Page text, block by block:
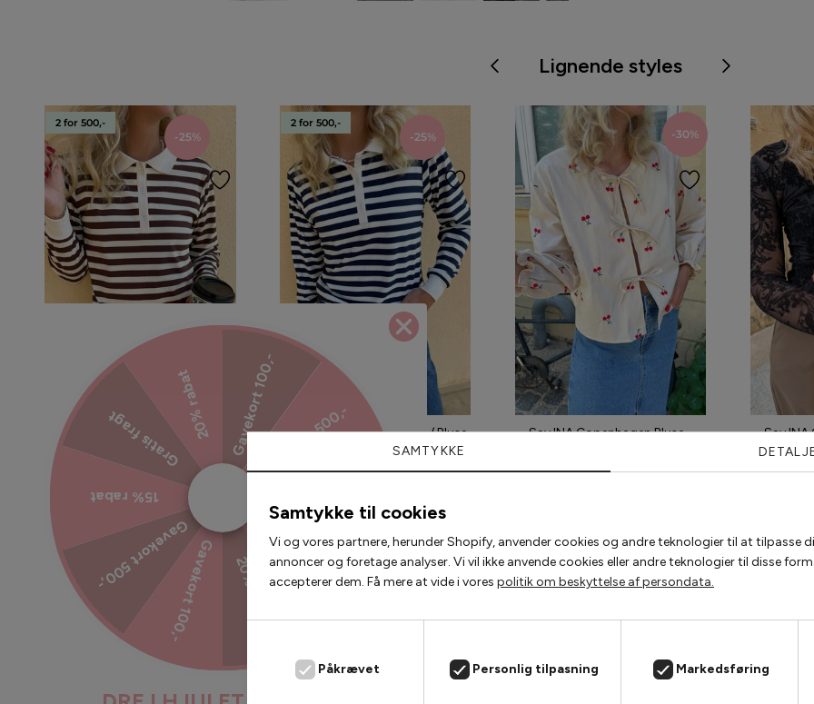
SAMTYKKE
Samtykke til cookies
Vi og vores partnere, herunder Shopify, anvender cookies og andre teknologier til at tilpasse
annoncer og foretage analyser. Vi vil ikke anvende cookies eller andre teknologier til disse
accepterer dem. Få mere at vide i vores politik om beskyttelse af persondata.
Påkrævet Personlig tilpasning Markedsføring
Lignende styles
2 for 500,-
-25%
Say INA Copenhagen Polo / Bluse -
Pamela - Brown Striped
299,00 kr
2 for 500,-
-25%
Say INA Copenhagen Polo / Bluse -
Pamela - Navy Striped
224,25 kr 299,00 kr
-30%
Say INA Copenhagen Bluse -
279,30 kr 399,00 kr
Say INA
Sophia
Populære accessories
Gavekort 100,-
Gavekort 500,-
Gratis fragt
20% rabat
Gavekort 100,-
Gavekort 500,-
15% rabat
Gratis fragt20% rabat